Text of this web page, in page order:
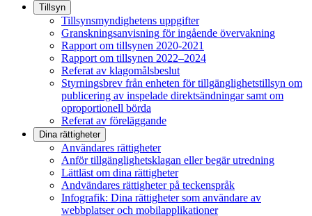
Tillsyn
Tillsynsmyndighetens uppgifter
Granskningsanvisning för ingående övervakning
Rapport om tillsynen 2020-2021
Rapport om tillsynen 2022–2024
Referat av klagomålsbeslut
Styrningsbrev från enheten för tillgänglighetstillsyn om
publicering av inspelade direktsändningar samt om
oproportionell börda
Referat av föreläggande
Dina rättigheter
Användares rättigheter
Anför tillgänglighetsklagan eller begär utredning
Lättläst om dina rättigheter
Andvändares rättigheter på teckenspråk
Infografik: Dina rättigheter som användare av
webbplatser och mobilapplikationer